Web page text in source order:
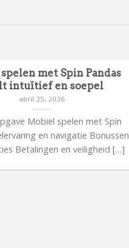
met Spin Pandas
intuïtief en soepel
abril 25, 2026
Mobiel spelen met Spin
en navigatie Bonussen
Betalingen en veiligheid […]